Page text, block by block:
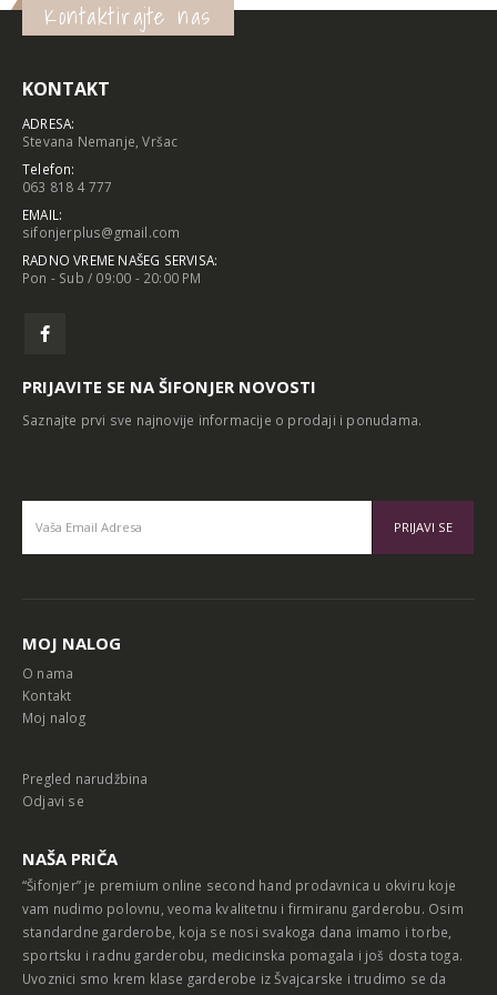
Kontaktirajte nas
KONTAKT
ADRESA:
Stevana Nemanje, Vršac
Telefon:
063 818 4 777
EMAIL:
sifonjerplus@gmail.com
RADNO VREME NAŠEG SERVISA:
Pon - Sub / 09:00 - 20:00 PM
PRIJAVITE SE NA ŠIFONJER NOVOSTI
Saznajte prvi sve najnovije informacije o prodaji i ponudama.
MOJ NALOG
O nama
Kontakt
Moj nalog
Pregled narudžbina
Odjavi se
NAŠA PRIČA
“Šifonjer” je premium online second hand prodavnica u okviru koje
vam nudimo polovnu, veoma kvalitetnu i firmiranu garderobu. Osim
standardne garderobe, koja se nosi svakoga dana imamo i torbe,
sportsku i radnu garderobu, medicinska pomagala i još dosta toga.
Uvoznici smo krem klase garderobe iz Švajcarske i trudimo se da